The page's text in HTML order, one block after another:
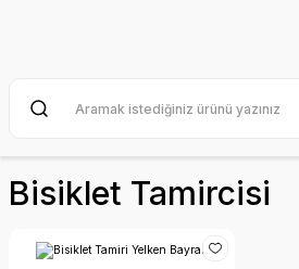
Bisiklet Tamircisi